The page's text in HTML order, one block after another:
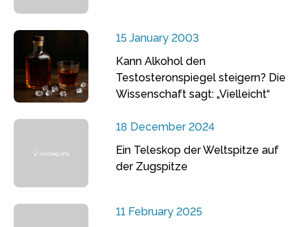
15 January 2003
Kann Alkohol den
Testosteronspiegel steigern? Die
Wissenschaft sagt: „Vielleicht“
18 December 2024
Ein Teleskop der Weltspitze auf
der Zugspitze
11 February 2025